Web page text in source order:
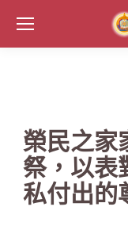
榮民之家
祭，以表
私付出的